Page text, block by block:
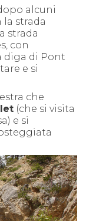
alcuni
strada
strada
con
diga di Pont
e si
che
(che si visita
e si